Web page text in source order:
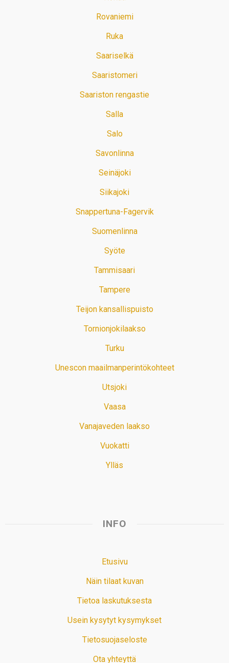
Rovaniemi
Ruka
Saariselkä
Saaristomeri
Saariston rengastie
Salla
Salo
Savonlinna
Seinäjoki
Siikajoki
Snappertuna-Fagervik
Suomenlinna
Syöte
Tammisaari
Tampere
Teijon kansallispuisto
Tornionjokilaakso
Turku
Unescon maailmanperintökohteet
Utsjoki
Vaasa
Vanajaveden laakso
Vuokatti
Ylläs
INFO
Etusivu
Näin tilaat kuvan
Tietoa laskutuksesta
Usein kysytyt kysymykset
Tietosuojaseloste
Ota yhteyttä